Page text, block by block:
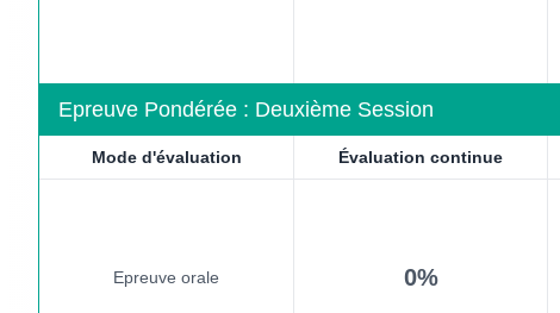
Epreuve Pondérée : Deuxième Session
Mode d'évaluation Évaluation continue
Epreuve orale 0%